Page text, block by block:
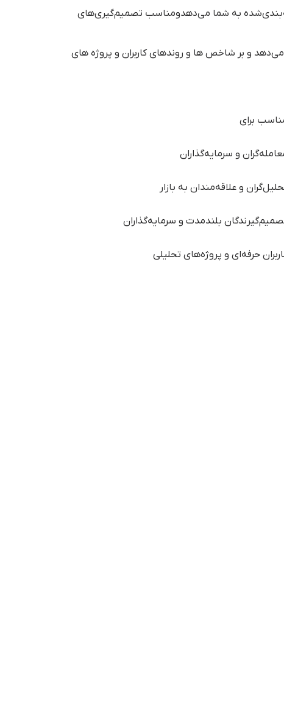
به شما می‌دهدومناسب تصمیم‌گیری‌های
و بر شاخص ها و روندهای کاربران و پروژه های
برای
و سرمایه‌گذاران
و علاقه‌مندان به بازار
بلندمدت و سرمایه‌گذاران
حرفه‌ای و پروژه‌های تحلیلی